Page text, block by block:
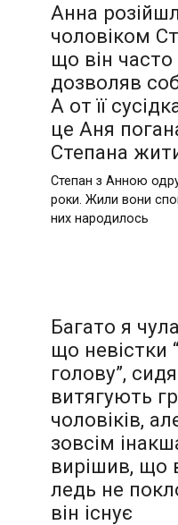
Анна
чоловіком
що він часто
дозволяв
А от її
це Аня
Степана
Степан з Анною
роки. Жили вони
них народилось
Багато я
що невістки
голову”,
витягують
чоловіків,
зовсім
вирішив, що
ледь не
він існує